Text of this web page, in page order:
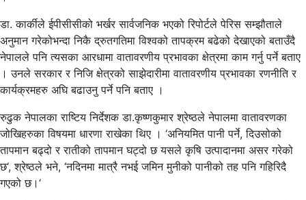
डा. कार्कीले ईपीसीसीको भर्खर सार्वजनिक भएको रिपोर्टले पेरिस सम्झौताले
अनुमान गरेकोभन्दा निकै द्रुतगतिमा विश्वको तापक्रम बढेको देखाएको बताउँदै
नेपालले पनि त्यसका आरधामा वातावरणीय प्रभावका क्षेत्रमा काम गर्नु पर्ने बताए
। उनले सरकार र निजि क्षेत्रको साझेदारीमा वातावरणीय प्रभावका रणनीति र
कार्यक्रमहरु अघि बढाउनु पर्ने पनि बताए ।
रुढुक नेपालका राष्टिय निर्देशक डा.कृष्णकुमार श्रेष्ठले नेपालमा वातावरणका
जोखिहरुका विषयमा धारणा राखेका थिए । ‘अनियमित पानी पर्ने, दिउसोको
तापमान बढ्दो र रातीको तापमान घट्दो छ यसले कृषि उत्पादानमा असर गरेको
छ‘, श्रेष्ठले भने, ‘नदिनमा मात्रै नभई जमिन मुनीको पानीको तह पनि गहिरिदै
गएको छ।‘